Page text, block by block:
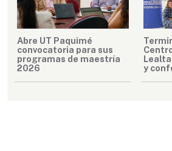
Abre UT Paquimé
convocatoria para sus
programas de maestría
2026
y